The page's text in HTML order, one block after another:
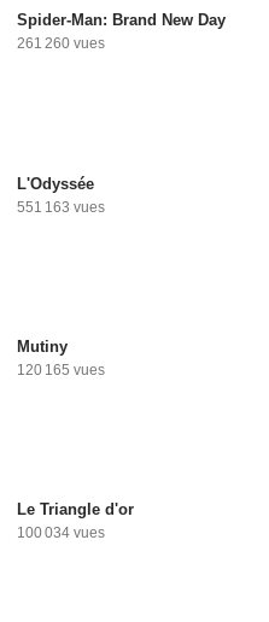
Spider-Man: Brand New Day
261 260 vues
L'Odyssée
551 163 vues
Mutiny
120 165 vues
Le Triangle d'or
100 034 vues